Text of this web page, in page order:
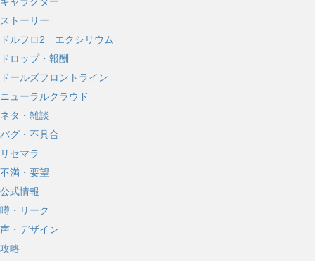
ストーリー
ドルフロ2 エクシリウム
ドロップ・報酬
ドールズフロントライン
ニューラルクラウド
ネタ・雑談
バグ・不具合
リセマラ
不満・要望
公式情報
噂・リーク
声・デザイン
攻略